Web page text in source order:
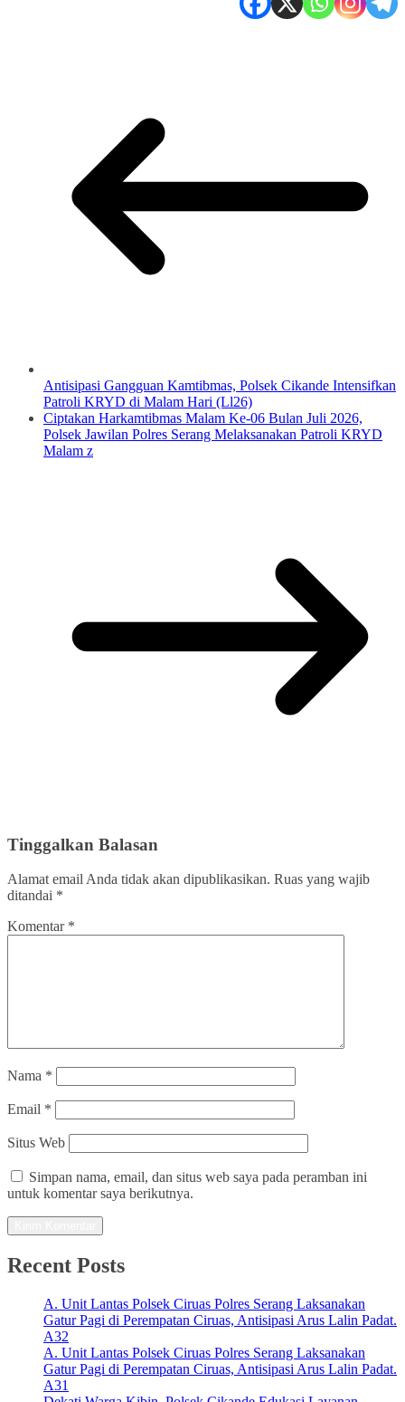
Antisipasi Gangguan Kamtibmas, Polsek Cikande Intensifkan
Patroli KRYD di Malam Hari (Ll26)
Ciptakan Harkamtibmas Malam Ke-06 Bulan Juli 2026,
Polsek Jawilan Polres Serang Melaksanakan Patroli KRYD
Malam z
Tinggalkan Balasan
Alamat email Anda tidak akan dipublikasikan. Ruas yang wajib
ditandai *
Komentar *
Nama *
Email *
Situs Web
Simpan nama, email, dan situs web saya pada peramban ini
untuk komentar saya berikutnya.
Recent Posts
A. Unit Lantas Polsek Ciruas Polres Serang Laksanakan
Gatur Pagi di Perempatan Ciruas, Antisipasi Arus Lalin Padat.
A32
A. Unit Lantas Polsek Ciruas Polres Serang Laksanakan
Gatur Pagi di Perempatan Ciruas, Antisipasi Arus Lalin Padat.
A31